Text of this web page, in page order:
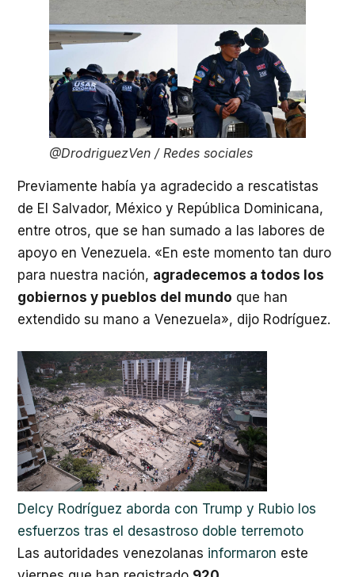
@DrodriguezVen / Redes sociales
Previamente había ya agradecido a rescatistas
de El Salvador, México y República Dominicana,
entre otros, que se han sumado a las labores de
apoyo en Venezuela. «En este momento tan duro
para nuestra nación, agradecemos a todos los
gobiernos y pueblos del mundo que han
extendido su mano a Venezuela», dijo Rodríguez.
Delcy Rodríguez aborda con Trump y Rubio los
esfuerzos tras el desastroso doble terremoto
Las autoridades venezolanas informaron este